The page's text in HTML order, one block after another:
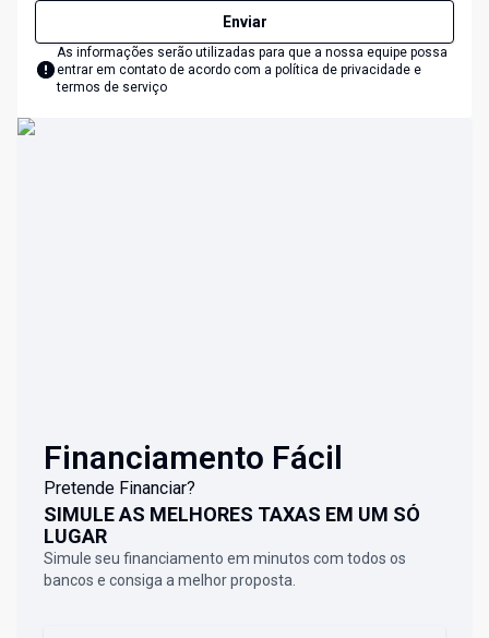
Enviar
As informações serão utilizadas para que a nossa equipe possa
entrar em contato de acordo com a política de privacidade e
termos de serviço
Financiamento Fácil
Pretende Financiar?
SIMULE AS MELHORES TAXAS EM UM SÓ
LUGAR
Simule seu financiamento em minutos com todos os
bancos e consiga a melhor proposta.